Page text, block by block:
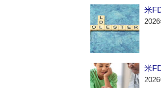
米
米